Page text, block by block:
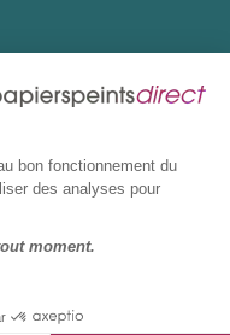
bon fonctionnement du
des analyses pour
moment.
Mentions légales
sociaux